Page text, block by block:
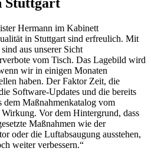
Hermann im Kabinett
in Stuttgart sind erfreulich. Mit
aus unserer Sicht
vom Tisch. Das Lagebild wird
wir in einigen Monaten
haben. Der Faktor Zeit, die
Software-Updates und die bereits
dem Maßnahmenkatalog vom
Vor dem Hintergrund, dass
Maßnahmen wie der
oder die Luftabsaugung ausstehen,
weiter verbessern.“